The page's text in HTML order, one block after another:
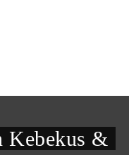
Kebekus &